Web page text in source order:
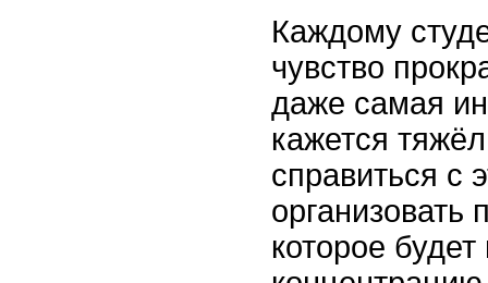
Каждому
чувство
даже самая
кажется
справиться с
организовать
которое